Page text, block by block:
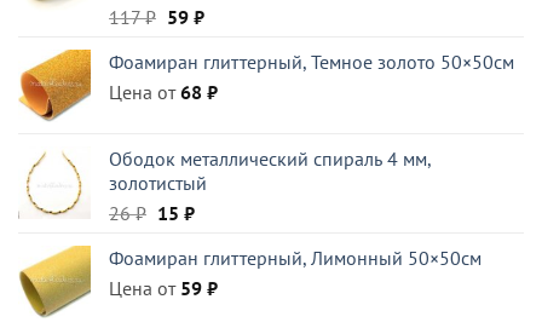
117₽ Первоначальная
составляла
117 ₽.
59 ₽Текущая
59 ₽.
Фоамиран глиттерный, Темное золото 50×50см
Цена от68 ₽
Ободок металлический спираль 4 мм,
золотистый
26₽ Первоначальная
составляла
26 ₽.
15 ₽Текущая
15 ₽.
Фоамиран глиттерный, Лимонный 50×50см
Цена от 59 ₽